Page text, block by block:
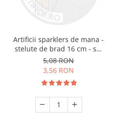
Artificii sparklers de mana -
stelute de brad 16 cm - set
10 buc
5,08 RON
3,56 RON